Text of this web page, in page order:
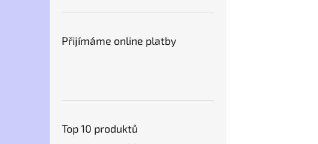
Přijímáme online platby
Top 10 produktů